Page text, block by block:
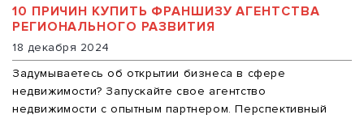
10 ПРИЧИН КУПИТЬ ФРАНШИЗУ АГЕНТСТВА
РЕГИОНАЛЬНОГО РАЗВИТИЯ
18 декабря 2024
Задумываетесь об открытии бизнеса в сфере
недвижимости? Запускайте свое агентство
недвижимости с опытным партнером. Перспективный